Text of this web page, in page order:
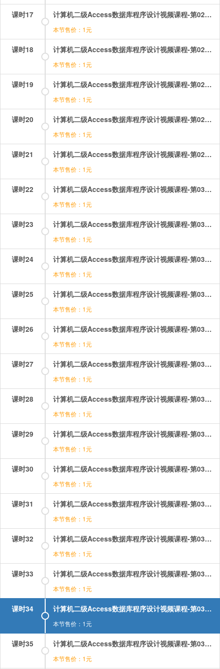
课时17 计算机二级Access数据库程序设计视频课程-第02章-操作：建立表（向数据表输入数据）.mp4
本节售价：1元
课时18 计算机二级Access数据库程序设计视频课程-第02章-操作：建立表（建立表结构）.mp4
本节售价：1元
课时19 计算机二级Access数据库程序设计视频课程-第02章-操作：建立表（建立表间关系）.mp4
本节售价：1元
课时20 计算机二级Access数据库程序设计视频课程-第02章-操作：建立表（设置字段属性）.mp4
本节售价：1元
课时21 计算机二级Access数据库程序设计视频课程-第02章-操作：编辑表.mp4
本节售价：1元
课时22 计算机二级Access数据库程序设计视频课程-第03章-3.10编辑和使用查询.mp4
本节售价：1元
课时23 计算机二级Access数据库程序设计视频课程-第03章-3.1查询概述（1）.mp4
本节售价：1元
课时24 计算机二级Access数据库程序设计视频课程-第03章-3.1查询概述（2）.mp4
本节售价：1元
课时25 计算机二级Access数据库程序设计视频课程-第03章-3.2创建选择查询.mp4
本节售价：1元
课时26 计算机二级Access数据库程序设计视频课程-第03章-3.3创建交叉表查询.mp4
本节售价：1元
课时27 计算机二级Access数据库程序设计视频课程-第03章-3.4创建生成表查询.mp4
本节售价：1元
课时28 计算机二级Access数据库程序设计视频课程-第03章-3.5创建删除查询.mp4
本节售价：1元
课时29 计算机二级Access数据库程序设计视频课程-第03章-3.6创建更新查询.mp4
本节售价：1元
课时30 计算机二级Access数据库程序设计视频课程-第03章-3.7创建追加查询.mp4
本节售价：1元
课时31 计算机二级Access数据库程序设计视频课程-第03章-3.8结构化查询语言SQL（1）.mp4
本节售价：1元
课时32 计算机二级Access数据库程序设计视频课程-第03章-3.8结构化查询语言SQL（2）.mp4
本节售价：1元
课时33 计算机二级Access数据库程序设计视频课程-第03章-3.9使用SQL语句创建查询.mp4
本节售价：1元
课时34 计算机二级Access数据库程序设计视频课程-第03章-操作：使用SQL语句创建查询.mp4
本节售价：1元
课时35 计算机二级Access数据库程序设计视频课程-第03章-操作：创建交叉表查询.mp4
本节售价：1元